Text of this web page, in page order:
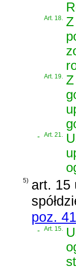
Art. 18.
Art. 19.
„ Art. 21.
5) art. 15
poz.
Art. 15.